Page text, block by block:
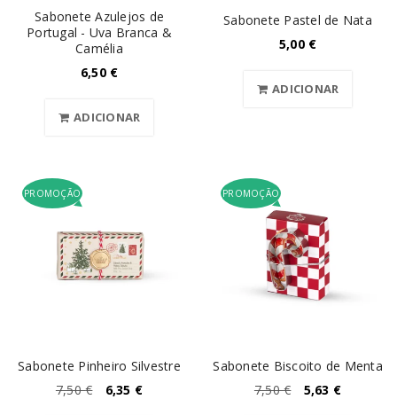
Sabonete Azulejos de
Portugal - Uva Branca &
Camélia
6,50 €
ADICIONAR
Sabonete Pastel de Nata
5,00 €
ADICIONAR
PROMOÇÃO
Sabonete Pinheiro Silvestre
7,50€ 6,35 €
PROMOÇÃO
Sabonete Biscoito de Menta
7,50€ 5,63 €